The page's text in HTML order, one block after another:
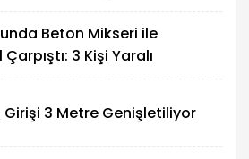
Beton Mikseri ile
3 Kişi Yaralı
Girişi 3 Metre Genişletiliyor